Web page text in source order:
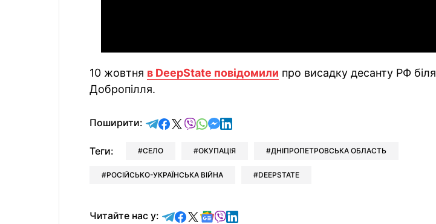
10 жовтня в DeepState повідомили про висадку десанту РФ біля
Добропілля.
Поширити: відправити у Telegram
поділитись у Facebook
поділитись у X
відправити у Viber
відправити у Whatsapp
відправити у Messenger
відправити у LinkedIn
Теги: СЕЛО ОКУПАЦІЯ ДНІПРОПЕТРОВСЬКА ОБЛАСТЬ
РОСІЙСЬКО-УКРАЇНСЬКА ВІЙНА DEEPSTATE
Читайте нас у: Читайте у Telegram
Читайте у Facebook
Читайте у X
Читайте у Google news
Читайте у Viber
Читайте у LinkedIn